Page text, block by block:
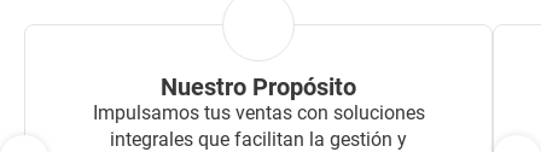
Nuestro Propósito
Impulsamos tus ventas con soluciones
integrales que facilitan la gestión y